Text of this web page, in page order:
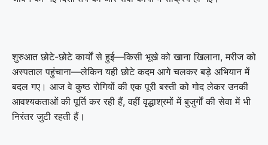
शुरुआत छोटे-छोटे कार्यों से हुई—किसी भूखे को खाना खिलाना, मरीज को
अस्पताल पहुंचाना—लेकिन यही छोटे कदम आगे चलकर बड़े अभियान में
बदल गए। आज वे कुष्ठ रोगियों की एक पूरी बस्ती को गोद लेकर उनकी
आवश्यकताओं की पूर्ति कर रही हैं, वहीं वृद्धाश्रमों में बुजुर्गों की सेवा में भी
निरंतर जुटी रहती हैं।